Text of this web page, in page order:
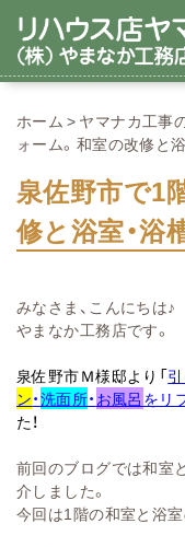
ホーム ヤマナカ工事
ォーム。和室の改修と
泉佐野市で1
修と浴室・浴
みなさま、こんにちは♪
やまなか工務店です。
泉佐野市Ｍ様邸より「
ン・洗面所・ お風呂 をリ
た！
前回のブログでは和室
介しました。
今回は1階の和室と浴